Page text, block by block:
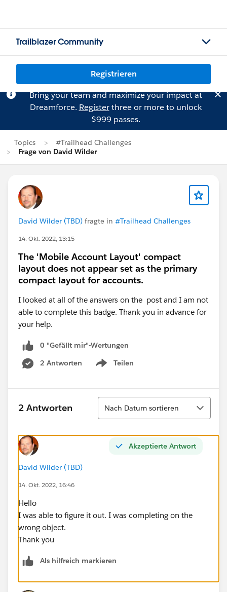
Trailblazer Community
Registrieren
Bring your team and maximize your impact at
Dreamforce. Registerthree or more to unlock
$999 passes.
Topics
#Trailhead Challenges
Frage von David Wilder
David Wilder (TBD) fragte in #Trailhead Challenges
14. Okt. 2022, 13:15
The 'Mobile Account Layout' compact
layout does not appear set as the primary
compact layout for accounts.
I looked at all of the answers on the post and I am not
able to complete this badge. Thank you in advance for
your help.
0 "Gefällt mir"-Wertungen
2 Antworten
Teilen
Show menu
2 Antworten
Sortieren
Nach Datum sortieren
Akzeptierte Antwort
David Wilder (TBD)
14. Okt. 2022, 16:46
Hello
I was able to figure it out. I was completing on the
wrong object.
Thank you
Als hilfreich markieren